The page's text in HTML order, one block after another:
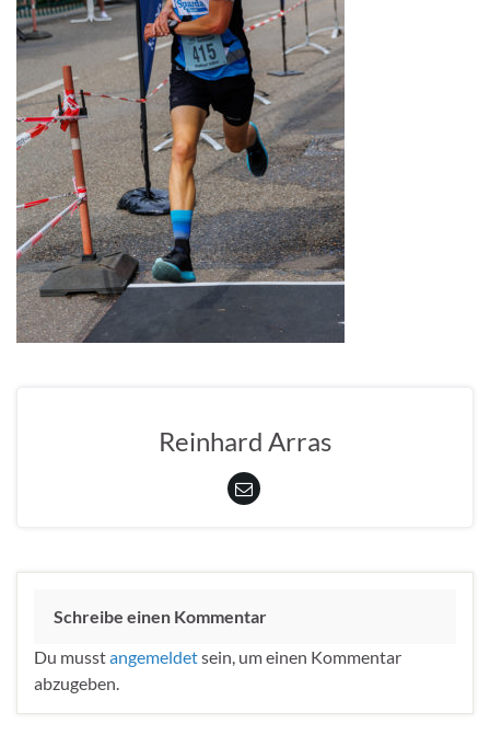
Reinhard Arras
Schreibe einen Kommentar
Du musstangemeldetsein, um einen Kommentar
abzugeben.